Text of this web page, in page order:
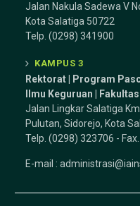
Jalan Nakula Sadewa V
Kota Salatiga 50722
Telp. (0298) 341900
KAMPUS 3
Rektorat | Program
Ilmu Keguruan |
Jalan Lingkar Salatiga
Pulutan, Sidorejo, Kota
Telp. (0298) 323706 -
E-mail :